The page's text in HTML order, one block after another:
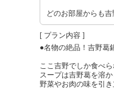
どのお部屋からも
[ プラン内容 ]
●名物の絶品！吉野葛
ここ吉野でしか食べ
スープは吉野葛を溶
野菜やお肉の味を引き